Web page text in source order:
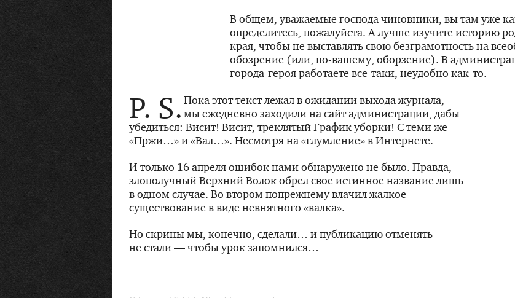
В общем, уважаемые господа чиновники, вы там уже
определитесь, пожалуйста. А лучше изучите историю
края, чтобы не выставлять свою безграмотность на
обозрение (или, по-вашему, оборзение). В
города-герояработаете все-таки, неудобно как-то.
P. S. Пока этот текст лежал в ожидании выхода журнала,
мы ежедневно заходили на сайт администрации, дабы
убедиться: Висит! Висит, треклятый График уборки! С теми же
«Пржи…» и «Вал…». Несмотря на «глумление» в Интернете.
И только 16 апреля ошибок нами обнаружено не было. Правда,
злополучный Верхний Волок обрел свое истинное название лишь
в одном случае. Во втором по­прежнему влачил жалкое
существование в виде невнятного «валка».
Но скрины мы, конечно, сделали… и публикацию отменять
не стали — чтобы урок запомнился…